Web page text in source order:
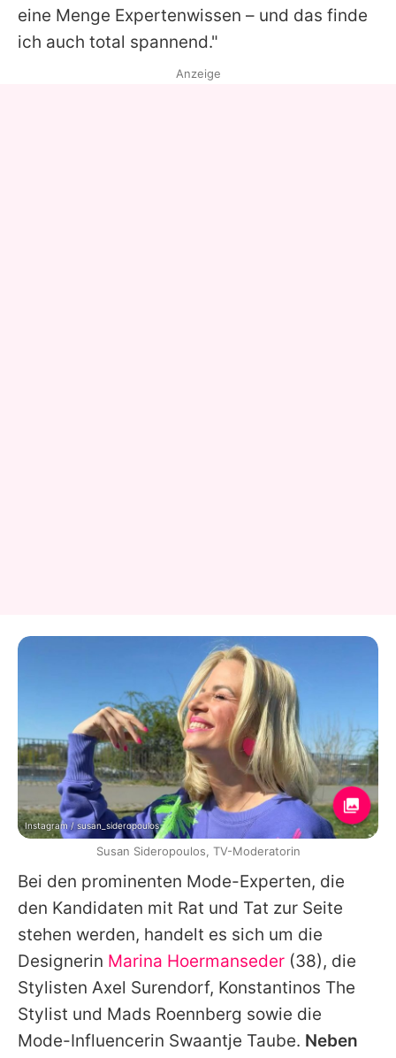
eine Menge Expertenwissen – und das finde
ich auch total spannend."
Bei den prominenten Mode-Experten, die
den Kandidaten mit Rat und Tat zur Seite
stehen werden, handelt es sich um die
Designerin Marina Hoermanseder (38), die
Stylisten Axel Surendorf, Konstantinos The
Stylist und Mads Roennberg sowie die
Mode-Influencerin Swaantje Taube. Neben
Anzeige
Instagram / susan_sideropoulos
Susan Sideropoulos, TV-Moderatorin